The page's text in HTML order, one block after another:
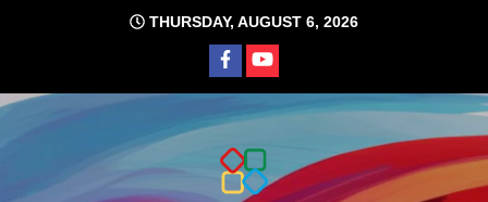
THURSDAY, AUGUST 6, 2026